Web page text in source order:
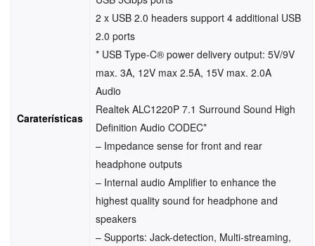
Caraterísticas
2 x USB 2.0 headers support 4 additional USB
2.0 ports
* USB Type-C® power delivery output: 5V/9V
max. 3A, 12V max 2.5A, 15V max. 2.0A
Audio
Realtek ALC1220P 7.1 Surround Sound High
Definition Audio CODEC*
– Impedance sense for front and rear
headphone outputs
– Internal audio Amplifier to enhance the
highest quality sound for headphone and
speakers
– Supports: Jack-detection, Multi-streaming,